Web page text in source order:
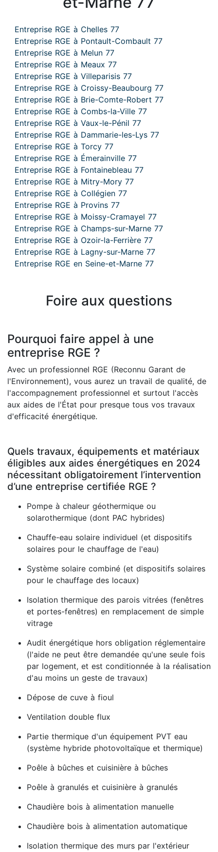
Entreprise RGE à Chelles 77
Entreprise RGE à Pontault-Combault 77
Entreprise RGE à Melun 77
Entreprise RGE à Meaux 77
Entreprise RGE à Villeparisis 77
Entreprise RGE à Croissy-Beaubourg 77
Entreprise RGE à Brie-Comte-Robert 77
Entreprise RGE à Combs-la-Ville 77
Entreprise RGE à Vaux-le-Pénil 77
Entreprise RGE à Dammarie-les-Lys 77
Entreprise RGE à Torcy 77
Entreprise RGE à Émerainville 77
Entreprise RGE à Fontainebleau 77
Entreprise RGE à Mitry-Mory 77
Entreprise RGE à Collégien 77
Entreprise RGE à Provins 77
Entreprise RGE à Moissy-Cramayel 77
Entreprise RGE à Champs-sur-Marne 77
Entreprise RGE à Ozoir-la-Ferrière 77
Entreprise RGE à Lagny-sur-Marne 77
Entreprise RGE en Seine-et-Marne 77
Foire aux questions
Pourquoi faire appel à une
entreprise RGE ?
Avec un professionnel RGE (Reconnu Garant de
l'Environnement), vous aurez un travail de qualité, de
l'accompagnement professionnel et surtout l'accès
aux aides de l'État pour presque tous vos travaux
d'efficacité énergétique.
Quels travaux, équipements et matériaux
éligibles aux aides énergétiques en 2024
nécessitant obligatoirement l’intervention
d’une entreprise certifiée RGE ?
Pompe à chaleur géothermique ou
solarothermique (dont PAC hybrides)
Chauffe-eau solaire individuel (et dispositifs
solaires pour le chauffage de l'eau)
Système solaire combiné (et dispositifs solaires
pour le chauffage des locaux)
Isolation thermique des parois vitrées (fenêtres
et portes-fenêtres) en remplacement de simple
vitrage
Audit énergétique hors obligation réglementaire
(l'aide ne peut être demandée qu'une seule fois
par logement, et est conditionnée à la réalisation
d'au moins un geste de travaux)
Dépose de cuve à fioul
Ventilation double flux
Partie thermique d'un équipement PVT eau
(système hybride photovoltaïque et thermique)
Poêle à bûches et cuisinière à bûches
Poêle à granulés et cuisinière à granulés
Chaudière bois à alimentation manuelle
Chaudière bois à alimentation automatique
Isolation thermique des murs par l'extérieur